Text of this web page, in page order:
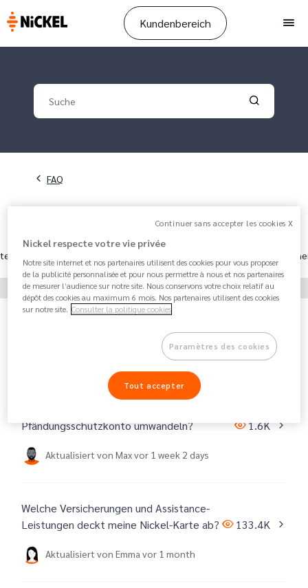
Kundenbereich
Your search
Validate
Pfadnavigation
FAQ
Pfändungsschutzkonto umwandeln?
1.6K
Aktualisiert von Maxvor 1 week 2 days
Welche Versicherungen und Assistance-
Leistungen deckt meine Nickel-Karte ab?
133.4K
Aktualisiert von Emma vor 1 month
Continuer sans accepter les cookies X
Nickel respecte votre vie privée
Notre site internet et nos partenaires utilisent des cookies pour vous proposer
de la publicité personnalisée et pour nous permettre à nous et nos partenaires
de mesurer l’audience sur notre site. Nous conservons votre choix relatif au
dépôt des cookies au maximum 6 mois. Nos partenaires utilisent des cookies
sur notre site. Consulter la politique cookies
Paramètres des cookies
Tout accepter